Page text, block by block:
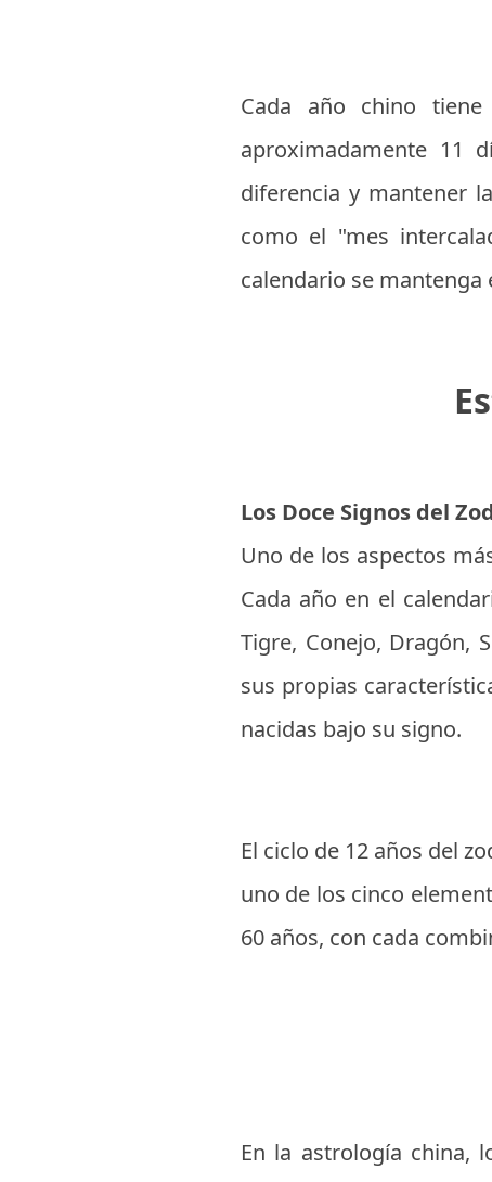
Cada año chino
aproximadamente 11
diferencia y mantener
como el "mes
calendario se mantenga
Los Doce Signos del
Uno de los aspectos
Cada año en el
Tigre, Conejo, Dragón,
sus propias
nacidas bajo su signo.
El ciclo de 12 años del
uno de los cinco
60 años, con cada
En la astrología china,